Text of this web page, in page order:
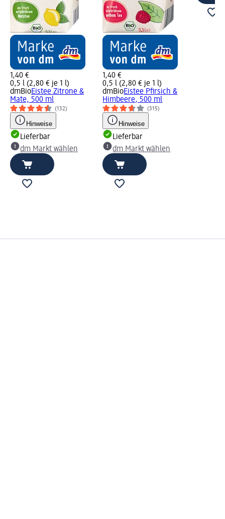
1,40 €
0,5 l (2,80 € je 1 l)
dmBioEistee Zitrone &
Mate, 500 ml
(132)
Hinweise
Lieferbar
dm Markt wählen
1,40 €
0,5 l (2,80 € je 1 l)
dmBioEistee Pfirsich &
Himbeere, 500 ml
(315)
Hinweise
Lieferbar
dm Markt wählen